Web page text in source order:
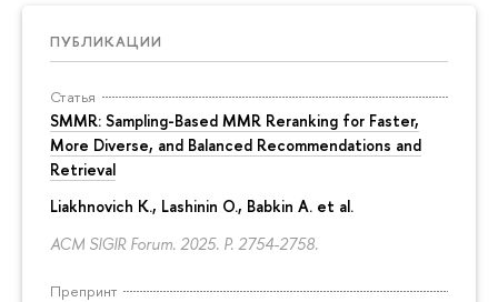
ПУБЛИКАЦИИ
Статья
SMMR: Sampling-Based MMR Reranking for Faster,
More Diverse, and Balanced Recommendations and
Retrieval
Liakhnovich K., Lashinin O., Babkin A. et al.
ACM SIGIR Forum. 2025. P. 2754-2758.
Препринт